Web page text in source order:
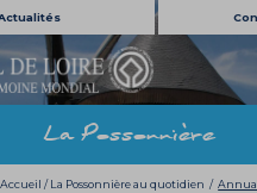
La Possonnière
Accueil /La Possonnière au quotidien /